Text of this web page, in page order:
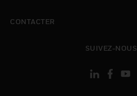
CONTACTER
SUIVEZ-NOUS